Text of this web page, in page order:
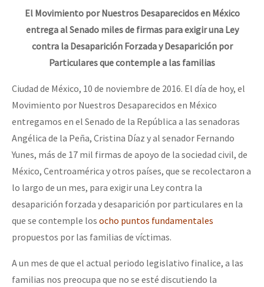
El Movimiento por Nuestros Desaparecidos en México
entrega al Senado miles de firmas para exigir una Ley
contra la Desaparición Forzada y Desaparición por
Particulares que contemple a las familias
Ciudad de México, 10 de noviembre de 2016. El día de hoy, el
Movimiento por Nuestros Desaparecidos en México
entregamos en el Senado de la República a las senadoras
Angélica de la Peña, Cristina Díaz y al senador Fernando
Yunes, más de 17 mil firmas de apoyo de la sociedad civil, de
México, Centroamérica y otros países, que se recolectaron a
lo largo de un mes, para exigir una Ley contra la
desaparición forzada y desaparición por particulares en la
que se contemple los ocho puntos fundamentales
propuestos por las familias de víctimas.
A un mes de que el actual periodo legislativo finalice, a las
familias nos preocupa que no se esté discutiendo la